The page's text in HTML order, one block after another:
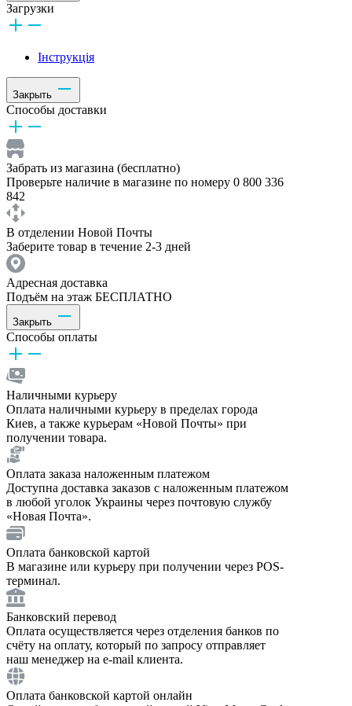
Загрузки
Інструкція
Закрыть
Способы доставки
Забрать из магазина (бесплатно)
Проверьте наличие в магазине по номеру 0 800 336
842
В отделении Новой Почты
Заберите товар в течение 2-3 дней
Адресная доставка
Подъём на этаж БЕСПЛАТНО
Закрыть
Способы оплаты
Наличными курьеру
Оплата наличными курьеру в пределах города
Киев, а также курьерам «Новой Почты» при
получении товара.
Оплата заказа наложенным платежом
Доступна доставка заказов с наложенным платежом
в любой уголок Украины через почтовую службу
«Новая Почта».
Оплата банковской картой
В магазине или курьеру при получении через POS-
терминал.
Банковский перевод
Оплата осуществляется через отделения банков по
счёту на оплату, который по запросу отправляет
наш менеджер на e-mail клиента.
Оплата банковской картой онлайн